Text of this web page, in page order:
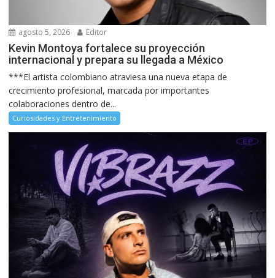
agosto 5, 2026 Editor
Kevin Montoya fortalece su proyección
internacional y prepara su llegada a México
***El artista colombiano atraviesa una nueva etapa de
crecimiento profesional, marcada por importantes
colaboraciones dentro de...
Curiosidades y Entretenimiento